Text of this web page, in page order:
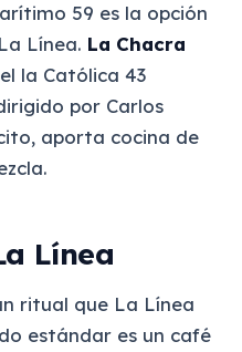
59 es la opción
Línea. La Chacra
la Católica 43
por Carlos
aporta cocina de
Línea
ritual que La Línea
estándar es un café